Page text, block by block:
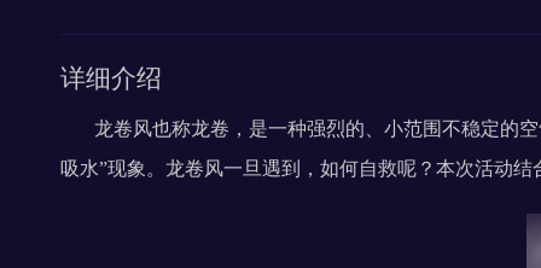
详细介绍
龙卷风也称龙卷，是一种强烈的、小范围不稳定的
吸水”现象。龙卷风一旦遇到，如何自救呢？本次活动